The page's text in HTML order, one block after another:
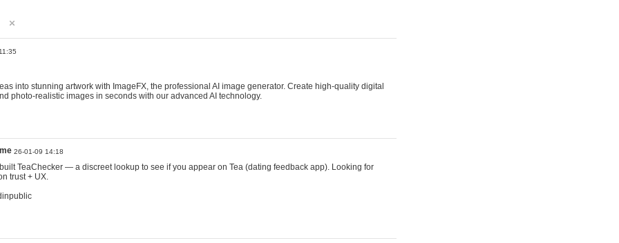
into stunning artwork with ImageFX, the professional AI image generator. Create high-quality digital
photo-realistic images in seconds with our advanced AI technology.
26-01-09 14:18
TeaChecker — a discreet lookup to see if you appear on Tea (dating feedback app). Looking for
trust + UX.